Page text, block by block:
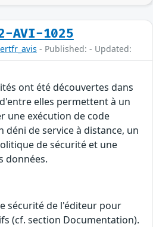
AVI-1025
- Published: - Updated:
ont été découvertes dans
elles permettent à un
une exécution de code
de service à distance, un
de sécurité et une
données.
sécurité de l'éditeur pour
(cf. section Documentation).